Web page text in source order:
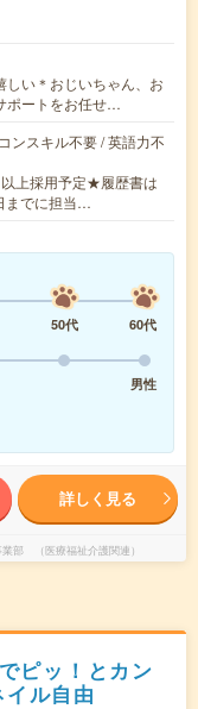
しい＊おじいちゃん、お
ポートをお任せ…
ンスキル不要 / 英語力不
上採用予定★履歴書は
までに担当…
50代
60代
男性
詳しく見る
部 （医療福祉介護関連）
ピッ！とカン
ル自由